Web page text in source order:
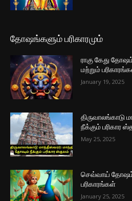
தோஷங்களும் பரிகாரமும்
ராகு கேது
மற்றும்
January 19, 2025
திருவாலங்காடு
நீக்கும் பரிகார
May 25, 2025
செவ்வாய் தோஷம்:
பரிகாரங்கள்
January 25, 2025